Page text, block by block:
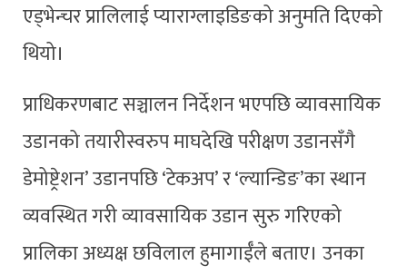
एड्भेन्चर प्रालिलाई प्याराग्लाइडिङको अनुमति दिएको
थियो।
प्राधिकरणबाट सञ्चालन निर्देशन भएपछि व्यावसायिक
उडानको तयारीस्वरुप माघदेखि परीक्षण उडानसँगै
डेमोष्ट्रेशन’ उडानपछि ‘टेकअप’ र ‘ल्यान्डिङ’का स्थान
व्यवस्थित गरी व्यावसायिक उडान सुरु गरिएको
प्रालिका अध्यक्ष छविलाल हुमागाईँले बताए। उनका